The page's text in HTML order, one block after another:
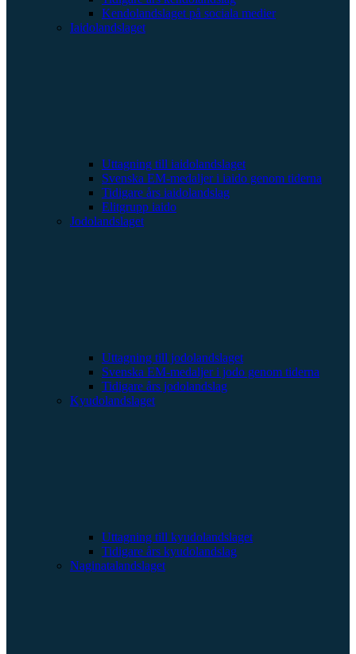
Kendolandslaget på sociala medier
Iaidolandslaget
Uttagning till iaidolandslaget
Svenska EM-medaljer i iaido genom tiderna
Tidigare års iaidolandslag
Elitgrupp iaido
Jodolandslaget
Uttagning till jodolandslaget
Svenska EM-medaljer i jodo genom tiderna
Tidigare års jodolandslag
Kyudolandslaget
Uttagning till kyudolandslaget
Tidigare års kyudolandslag
Naginatalandslaget